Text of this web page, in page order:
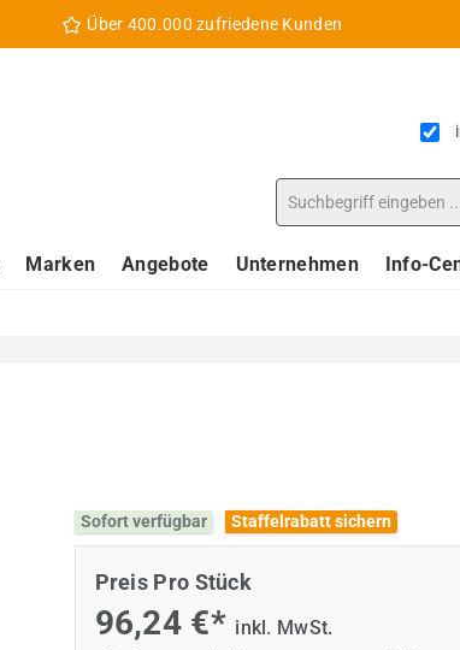
Über 400.000 zufriedene Kunden
Marken Angebote Unternehmen Info-
Sofort verfügbar
Staffelrabatt sichern
Preis Pro Stück
96,24 €* inkl. MwSt.